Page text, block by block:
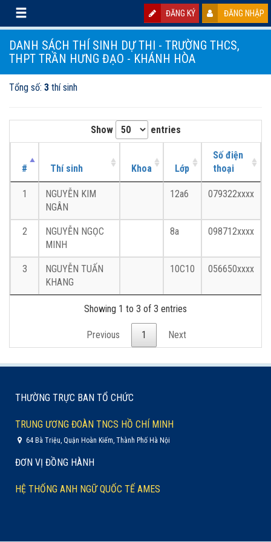
ĐĂNG KÝ ĐĂNG NHẬP
DANH SÁCH THÍ SINH DỰ THI - TRƯỜNG THCS,
THPT TRẦN HƯNG ĐẠO - KHÁNH HÒA
Tổng số: 3 thí sinh
Show entries
# Thí sinh Khoa Lớp
Số điện
thoại
1
NGUYỄN KIM
NGÂN
12a6 079322xxxx
2
NGUYỄN NGỌC
MINH
8a 098712xxxx
3
NGUYỄN TUẤN
KHANG
10C10 056650xxxx
Showing 1 to 3 of 3 entries
Previous 1 Next
THƯỜNG TRỰC BAN TỔ CHỨC
TRUNG ƯƠNG ĐOÀN TNCS HỒ CHÍ MINH
64 Bà Triệu, Quận Hoàn Kiếm, Thành Phố Hà Nội
ĐƠN VỊ ĐỒNG HÀNH
HỆ THỐNG ANH NGỮ QUỐC TẾ AMES